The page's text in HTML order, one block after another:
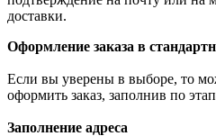
доставки.
Оформление заказа в
Если вы уверены в выборе, то
оформить заказ, заполнив по
Заполнение адреса